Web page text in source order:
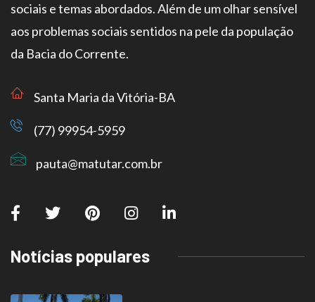
sociais e temas abordados. Além de um olhar sensível
aos problemas sociais sentidos na pele da população
da Bacia do Corrente.
Santa Maria da Vitória-BA
(77) 99954-5959
pauta@matutar.com.br
Notícias populares